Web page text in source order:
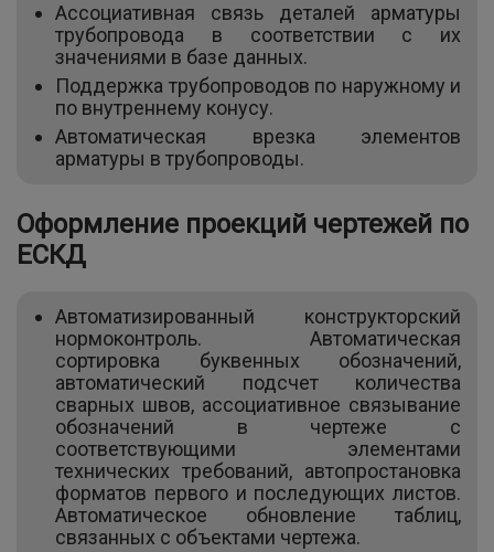
Ассоциативная связь деталей арматуры
трубопровода в соответствии с их
значениями в базе данных.
Поддержка трубопроводов по наружному и
по внутреннему конусу.
Автоматическая врезка элементов
арматуры в трубопроводы.
Оформление проекций чертежей по
ЕСКД
Автоматизированный конструкторский
нормоконтроль. Автоматическая
сортировка буквенных обозначений,
автоматический подсчет количества
сварных швов, ассоциативное связывание
обозначений в чертеже с
соответствующими элементами
технических требований, автопростановка
форматов первого и последующих листов.
Автоматическое обновление таблиц,
связанных с объектами чертежа.